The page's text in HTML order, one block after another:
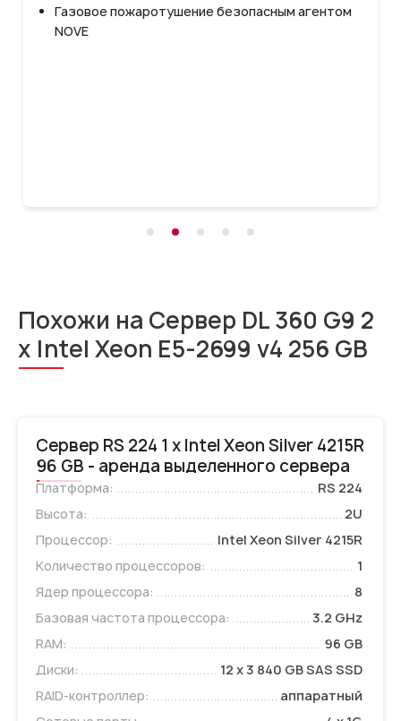
безопасным агентом
Надежность:
Похожи на Сервер DL 360 G9 2
x Intel Xeon E5-2699 v4 256 GB
Сервер RS 224 1 x Intel Xeon Silver 4215R
96 GB - аренда выделенного сервера
Платформа:
RS 224
Высота:
2U
Процессор:
Intel Xeon Silver 4215R
Количество процессоров:
1
Ядер процессора:
8
Базовая частота процессора:
3.2 GHz
RAM:
96 GB
Диски:
12 x 3 840 GB SAS SSD
RAID-контроллер:
аппаратный